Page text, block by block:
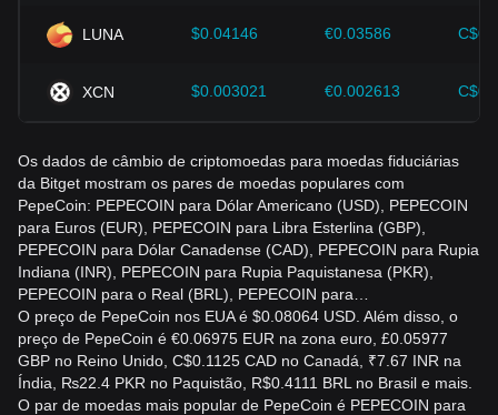
LUNA $0.04146 €0.03586
XCN $0.003021 €0.002613
Os dados de câmbio de criptomoedas para moedas fiduciárias
da Bitget mostram os pares de moedas populares com
PepeCoin: PEPECOIN para Dólar Americano (USD), PEPECOIN
para Euros (EUR), PEPECOIN para Libra Esterlina (GBP),
PEPECOIN para Dólar Canadense (CAD), PEPECOIN para Rupia
Indiana (INR), PEPECOIN para Rupia Paquistanesa (PKR),
PEPECOIN para o Real (BRL), PEPECOIN para…
O preço de PepeCoin nos EUA é $0.08064 USD. Além disso, o
preço de PepeCoin é €0.06975 EUR na zona euro, £0.05977
GBP no Reino Unido, C$0.1125 CAD no Canadá, ₹7.67 INR na
Índia, ₨22.4 PKR no Paquistão, R$0.4111 BRL no Brasil e mais.
O par de moedas mais popular de PepeCoin é PEPECOIN para